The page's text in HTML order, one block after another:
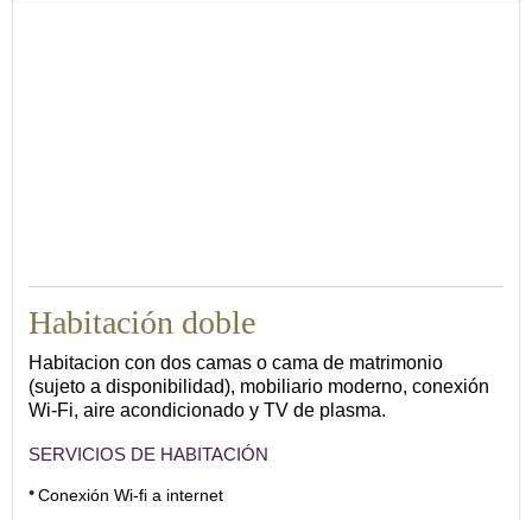
Habitación doble
Habitacion con dos camas o cama de matrimonio
(sujeto a disponibilidad), mobiliario moderno, conexión
Wi-Fi, aire acondicionado y TV de plasma.
SERVICIOS DE HABITACIÓN
Conexión Wi-fi a internet